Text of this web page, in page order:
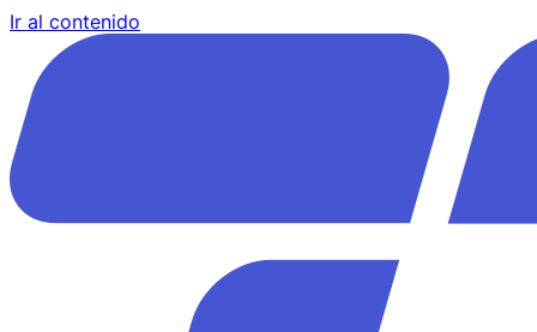
Ir al contenido